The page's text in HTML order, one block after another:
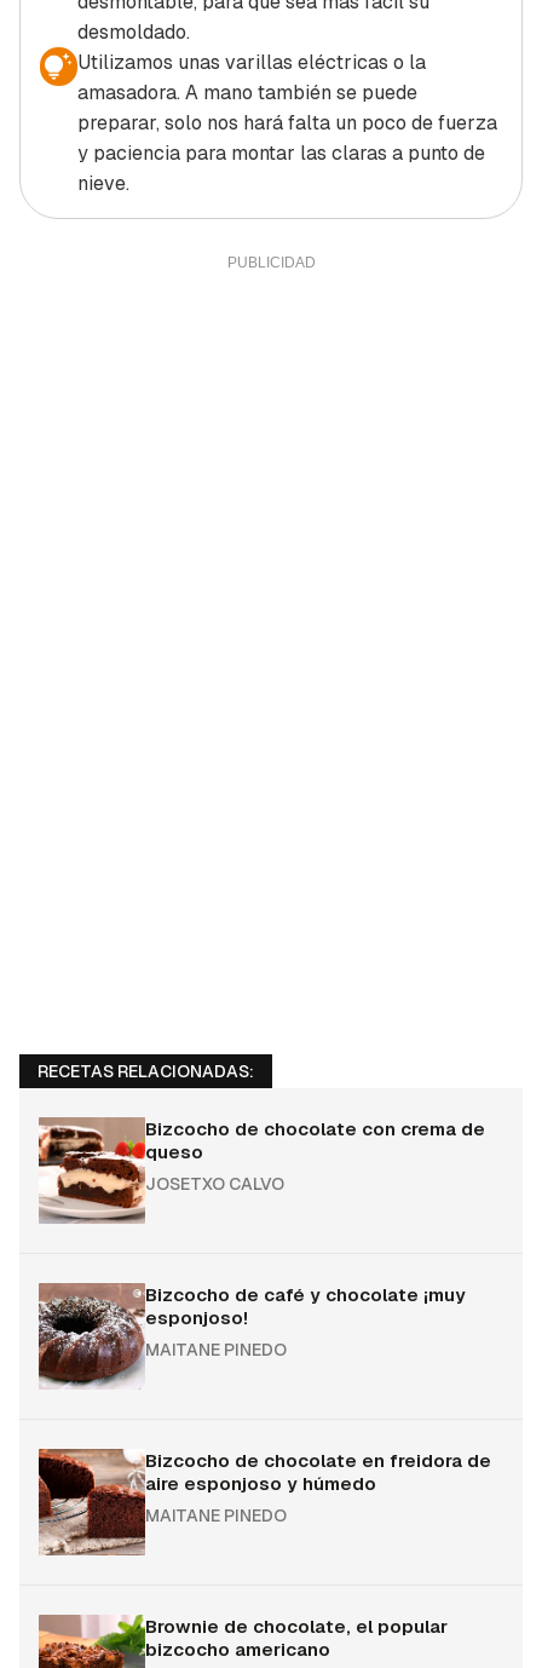
desmoldado.
Utilizamos unas varillas eléctricas o la
amasadora. A mano también se puede
preparar, solo nos hará falta un poco de fuerza
y paciencia para montar las claras a punto de
nieve.
RECETAS RELACIONADAS:
Bizcocho de chocolate con crema de
queso
JOSETXO CALVO
Bizcocho de café y chocolate ¡muy
esponjoso!
MAITANE PINEDO
Bizcocho de chocolate en freidora de
aire esponjoso y húmedo
MAITANE PINEDO
Brownie de chocolate, el popular
bizcocho americano